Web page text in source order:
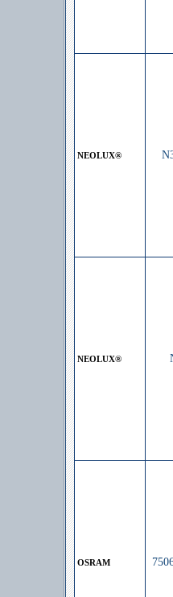
NEOLUX®
NEOLUX®
OSRAM